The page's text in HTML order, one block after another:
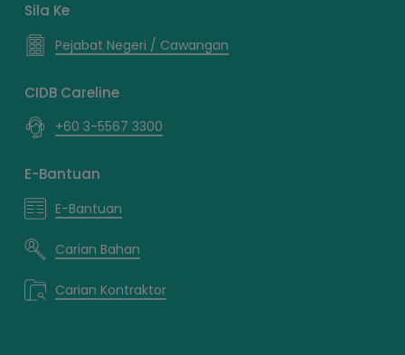
Sila Ke
Pejabat Negeri / Cawangan
CIDB Careline
+60 3-5567 3300
E-Bantuan
E-Bantuan
Carian Bahan
Carian Kontraktor